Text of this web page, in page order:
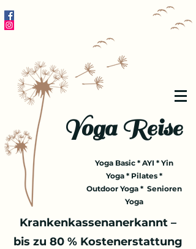
Yoga Reise
Yoga Basic * AYI * Yin
Yoga * Pilates *
Outdoor Yoga * Senioren
Yoga
Krankenkassenanerkannt –
bis zu 80 % Kostenerstattung